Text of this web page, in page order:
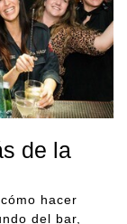
de la
hacer
del bar,